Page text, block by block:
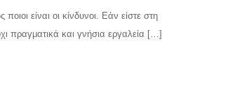
είναι οι κίνδυνοι. Εάν είστε στη
πραγματικά και γνήσια εργαλεία […]